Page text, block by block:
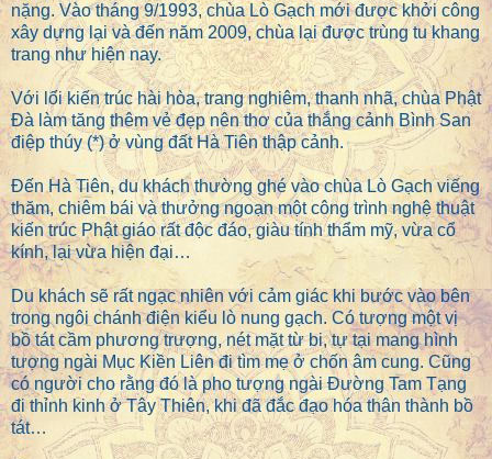
nặng. Vào tháng 9/1993, chùa Lò Gạch mới được khởi công
xây dựng lại và đến năm 2009, chùa lại được trùng tu khang
trang như hiện nay.
Với lối kiến trúc hài hòa, trang nghiêm, thanh nhã, chùa Phật
Đà làm tăng thêm vẻ đẹp nên thơ của thắng cảnh Bình San
điệp thúy (*) ở vùng đất Hà Tiên thập cảnh.
Đến Hà Tiên, du khách thường ghé vào chùa Lò Gạch viếng
thăm, chiêm bái và thưởng ngoạn một công trình nghệ thuật
kiến trúc Phật giáo rất độc đáo, giàu tính thẩm mỹ, vừa cổ
kính, lại vừa hiện đại…
Du khách sẽ rất ngạc nhiên với cảm giác khi bước vào bên
trong ngôi chánh điện kiểu lò nung gạch. Có tượng một vị
bồ tát cầm phương trượng, nét mặt từ bi, tự tại mang hình
tượng ngài Mục Kiền Liên đi tìm mẹ ở chốn âm cung. Cũng
có người cho rằng đó là pho tượng ngài Đường Tam Tạng
đi thỉnh kinh ở Tây Thiên, khi đã đắc đạo hóa thân thành bồ
tát…